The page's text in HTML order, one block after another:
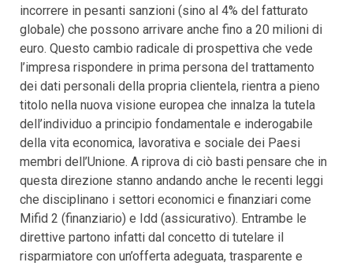
incorrere in pesanti sanzioni (sino al 4% del fatturato
globale) che possono arrivare anche fino a 20 milioni di
euro. Questo cambio radicale di prospettiva che vede
l’impresa rispondere in prima persona del trattamento
dei dati personali della propria clientela, rientra a pieno
titolo nella nuova visione europea che innalza la tutela
dell’individuo a principio fondamentale e inderogabile
della vita economica, lavorativa e sociale dei Paesi
membri dell’Unione. A riprova di ciò basti pensare che in
questa direzione stanno andando anche le recenti leggi
che disciplinano i settori economici e finanziari come
Mifid 2 (finanziario) e Idd (assicurativo). Entrambe le
direttive partono infatti dal concetto di tutelare il
risparmiatore con un’offerta adeguata, trasparente e